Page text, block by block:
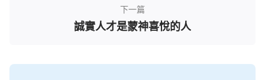
朋友，他不欺騙你，他說真話，你跟這樣的人處事心
裡亮堂、釋放、踏實；第二，誠實人值得信賴，有信
下一篇
誠實人才是蒙神喜悅的人